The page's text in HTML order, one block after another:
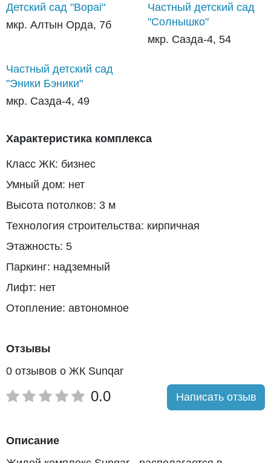
Детский сад "Bopai"
мкр. Алтын Орда, 7б
Частный детский сад
"Солнышко"
мкр. Сазда-4, 54
Частный детский сад
"Эники Бэники"
мкр. Сазда-4, 49
Характеристика комплекса
Класс ЖК: бизнес
Умный дом: нет
Высота потолков: 3 м
Технология строительства: кирпичная
Этажность: 5
Паркинг: надземный
Лифт: нет
Отопление: автономное
Отзывы
0 отзывов о ЖК Sunqar
0.0 Написать отзыв
Описание